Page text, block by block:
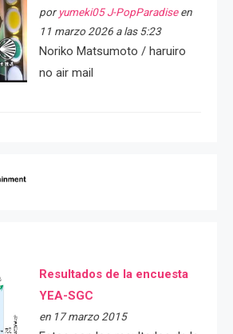
por yumeki05 J-PopParadiseen
11 marzo 2026 a las 5:23
Noriko Matsumoto / haruiro
no air mail
Resultados de la encuesta
YEA-SGC
en 17 marzo 2015